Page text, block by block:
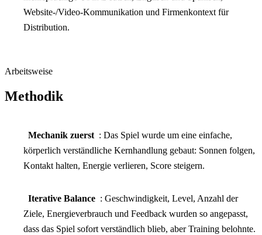
Website-/Video-Kommunikation und Firmenkontext für
Distribution.
Arbeitsweise
Methodik
Mechanik zuerst : Das Spiel wurde um eine einfache,
körperlich verständliche Kernhandlung gebaut: Sonnen folgen,
Kontakt halten, Energie verlieren, Score steigern.
Iterative Balance : Geschwindigkeit, Level, Anzahl der
Ziele, Energieverbrauch und Feedback wurden so angepasst,
dass das Spiel sofort verständlich blieb, aber Training belohnte.